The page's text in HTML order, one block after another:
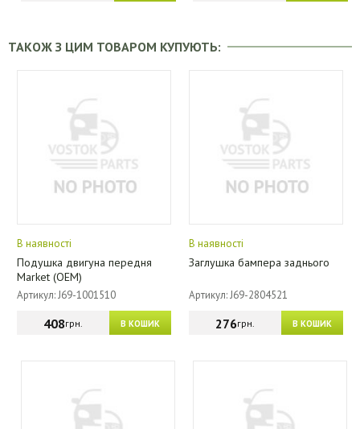
ТАКОЖ З ЦИМ ТОВАРОМ КУПУЮТЬ:
В наявності
Подушка двигуна передня
Market (OEM)
Артикул: J69-1001510
В КОШИК
408грн.
В наявності
Заглушка бампера заднього
Артикул: J69-2804521
В КОШИК
276грн.